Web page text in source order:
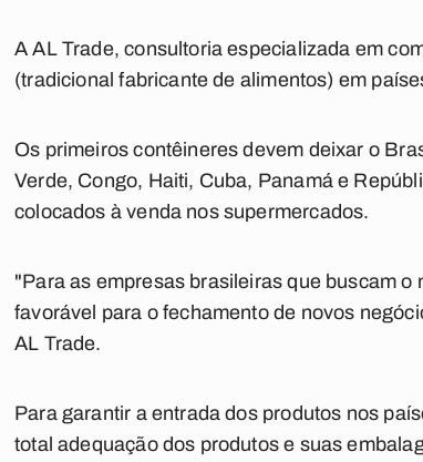
A AL Trade, consultoria especializada em
(tradicional fabricante de alimentos) em
Os primeiros contêineres devem deixar o
Verde, Congo, Haiti, Cuba, Panamá e
colocados à venda nos supermercados.
"Para as empresas brasileiras que buscam
favorável para o fechamento de novos
AL Trade.
Para garantir a entrada dos produtos nos
total adequação dos produtos e suas